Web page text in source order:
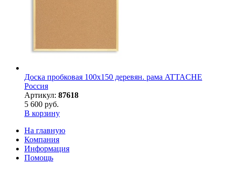
Доска пробковая 100х150 деревян. рама ATTACHE
Россия
Артикул: 87618
5 600 руб.
В корзину
На главную
Компания
Информация
Помощь